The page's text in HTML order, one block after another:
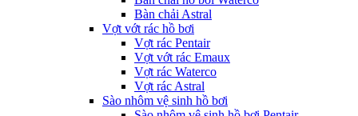
Bàn chải Astral
Vợt vớt rác hồ bơi
Vợt rác Pentair
Vợt vớt rác Emaux
Vợt rác Waterco
Vợt rác Astral
Sào nhôm vệ sinh hồ bơi